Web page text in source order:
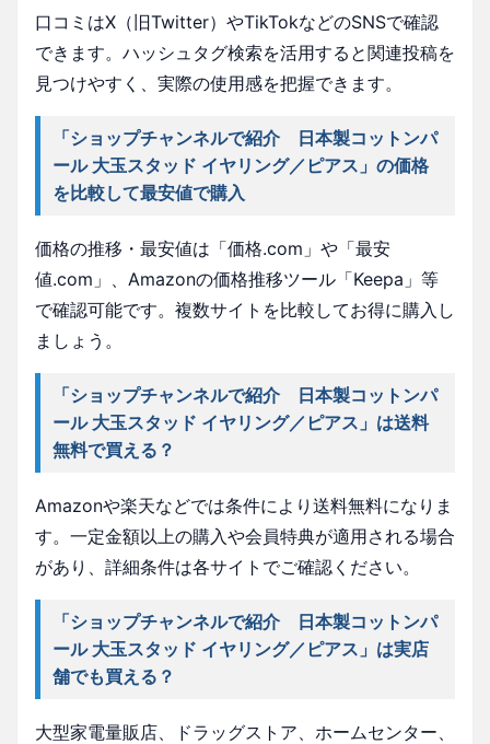
口コミはX（旧Twitter）やTikTokなどのSNSで確認
できます。ハッシュタグ検索を活用すると関連投稿を
見つけやすく、実際の使用感を把握できます。
「ショップチャンネルで紹介 日本製コットンパ
ール 大玉スタッド イヤリング／ピアス」の価格
を比較して最安値で購入
価格の推移・最安値は「価格.com」や「最安
値.com」、Amazonの価格推移ツール「Keepa」等
で確認可能です。複数サイトを比較してお得に購入し
ましょう。
「ショップチャンネルで紹介 日本製コットンパ
ール 大玉スタッド イヤリング／ピアス」は送料
無料で買える？
Amazonや楽天などでは条件により送料無料になりま
す。一定金額以上の購入や会員特典が適用される場合
があり、詳細条件は各サイトでご確認ください。
「ショップチャンネルで紹介 日本製コットンパ
ール 大玉スタッド イヤリング／ピアス」は実店
舗でも買える？
大型家電量販店、ドラッグストア、ホームセンター、